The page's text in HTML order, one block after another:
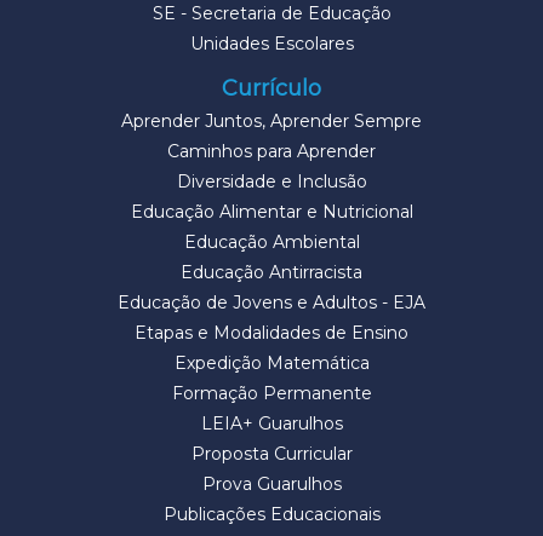
SE - Secretaria de Educação
Unidades Escolares
Currículo
Aprender Juntos, Aprender Sempre
Caminhos para Aprender
Diversidade e Inclusão
Educação Alimentar e Nutricional
Educação Ambiental
Educação Antirracista
Educação de Jovens e Adultos - EJA
Etapas e Modalidades de Ensino
Expedição Matemática
Formação Permanente
LEIA+ Guarulhos
Proposta Curricular
Prova Guarulhos
Publicações Educacionais